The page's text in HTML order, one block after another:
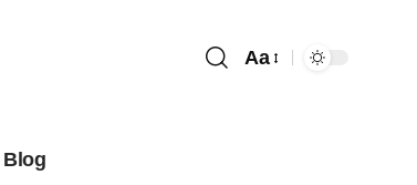
Aa
Blog